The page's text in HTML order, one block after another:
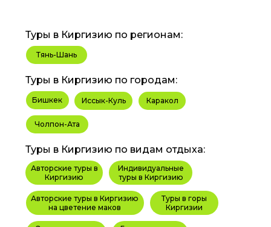
Тянь-Шань
Туры в Киргизию по регионам:
Бишкек Иссык-Куль Каракол
Чолпон-Ата
Туры в Киргизию по городам:
Авторские туры в
Киргизию
Авторские туры в Киргизию
на цветение маков
Туры в горы
Киргизии
Индивидуальные
туры в Киргизию
Туры в Киргизию по видам отдыха: